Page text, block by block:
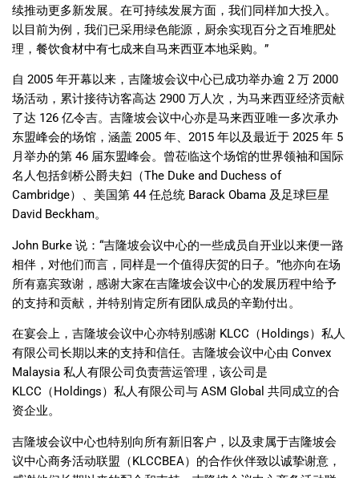
续推动更多新发展。在可持续发展方面，我们同样加大投入。
以目前为例，我们已采用绿色能源，厨余实现百分之百堆肥处
理，餐饮食材中有七成来自马来西亚本地采购。 ”
自 2005 年开幕以来，吉隆坡会议中心已成功举办逾 2 万 2000
场活动，累计接待访客高达 2900 万人次，为马来西亚经济贡献
了达 126 亿令吉。吉隆坡会议中心亦是马来西亚唯一多次承办
东盟峰会的场馆，涵盖 2005 年、 2015 年以及最近于 2025 年 5
月举办的第 46 届东盟峰会。曾莅临这个场馆的世界领袖和国际
名人包括剑桥公爵夫妇（The Duke and Duchess of
Cambridge）、美国第 44任总统 Barack Obama 及足球巨星
David Beckham。
John Burke 说： “吉隆坡会议中心的一些成员自开业以来便一路
相伴，对他们而言，同样是一个值得庆贺的日子。 ”他亦向在场
所有嘉宾致谢，感谢大家在吉隆坡会议中心的发展历程中给予
的支持和贡献，并特别肯定所有团队成员的辛勤付出。
在宴会上，吉隆坡会议中心亦特别感谢 KLCC （Holdings）私人
有限公司长期以来的支持和信任。吉隆坡会议中心由 Convex
Malaysia 私人有限公司负责营运管理，该公司是
KLCC （Holdings）私人有限公司与 ASM Global 共同成立的合
资企业。
吉隆坡会议中心也特别向所有新旧客户，以及隶属于吉隆坡会
议中心商务活动联盟（KLCCBEA）的合作伙伴致以诚挚谢意，